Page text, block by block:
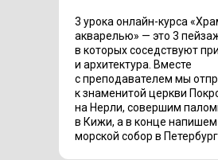
3 урока онлайн-курса
акварелью» — это 3
в которых соседствуют
и архитектура. Вместе
с преподавателем мы
к знаменитой церкви
на Нерли, совершим
в Кижи, а в конце напишем
морской собор в